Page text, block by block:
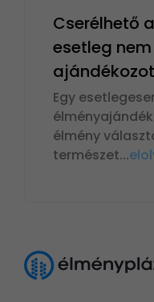
Cserélhető
esetleg
Egy
élmény
természet...